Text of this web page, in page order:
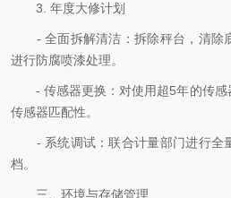
3. 年度大修计划
- 全面拆解清洁：拆除秤台，清除
进行防腐喷漆处理。
- 传感器更换：对使用超5年的传感
传感器匹配性。
- 系统调试：联合计量部门进行全
档。
三、环境与存储管理